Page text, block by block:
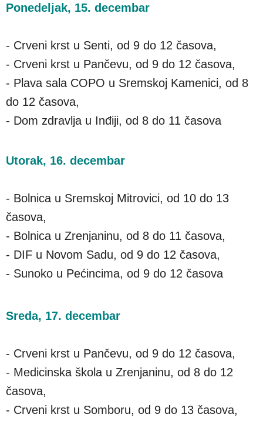
Ponedeljak, 15. decembar
- Crveni krst u Senti, od 9 do 12 časova,
- Crveni krst u Pančevu, od 9 do 12 časova,
- Plava sala COPO u Sremskoj Kamenici, od 8
do 12 časova,
- Dom zdravlja u Inđiji, od 8 do 11 časova
Utorak, 16. decembar
- Bolnica u Sremskoj Mitrovici, od 10 do 13
časova,
- Bolnica u Zrenjaninu, od 8 do 11 časova,
- DIF u Novom Sadu, od 9 do 12 časova,
- Sunoko u Pećincima, od 9 do 12 časova
Sreda, 17. decembar
- Crveni krst u Pančevu, od 9 do 12 časova,
- Medicinska škola u Zrenjaninu, od 8 do 12
časova,
- Crveni krst u Somboru, od 9 do 13 časova,